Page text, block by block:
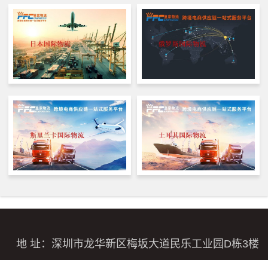
地 址：深圳市龙华新区梅坂大道民乐工业园D栋3楼